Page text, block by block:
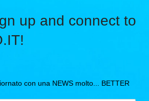
up and connect to
con una NEWS molto... BETTER